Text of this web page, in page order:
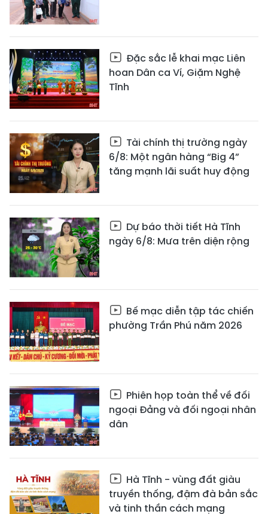
Đặc sắc lễ khai mạc Liên
hoan Dân ca Ví, Giặm Nghệ
Tĩnh
Tài chính thị trường ngày
6/8: Một ngân hàng “Big 4”
tăng mạnh lãi suất huy động
Dự báo thời tiết Hà Tĩnh
ngày 6/8: Mưa trên diện rộng
Bế mạc diễn tập tác chiến
phường Trần Phú năm 2026
Phiên họp toàn thể về đối
ngoại Đảng và đối ngoại nhân
dân
Hà Tĩnh - vùng đất giàu
truyền thống, đậm đà bản sắc
và tinh thần cách mạng